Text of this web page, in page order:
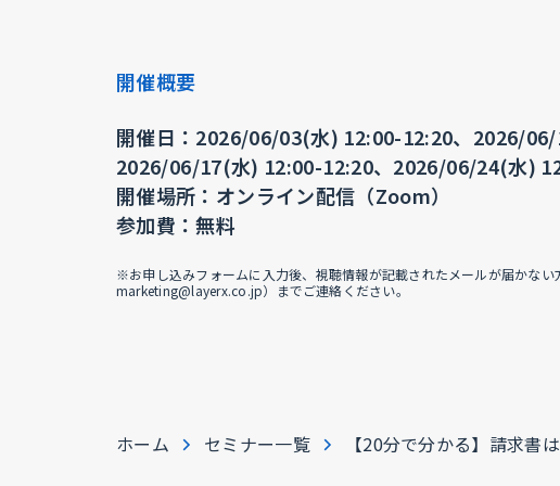
開催概要
開催日：2026/06/03(水) 12:00-12:20、2026/06/
2026/06/17(水) 12:00-12:20、2026/06/24(水)
開催場所：オンライン配信（Zoom）
参加費：無料
※お申し込みフォームに入力後、視聴情報が記載されたメールが届かな
marketing@layerx.co.jp）までご連絡ください。
ホーム セミナー一覧 【20分で分かる】請求書